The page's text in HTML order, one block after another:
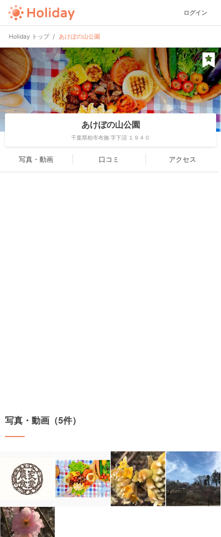
ログイン
Holiday トップ あけぼの山公園
あけぼの山公園
千葉県柏市布施 字下沼 １９４０
写真・動画 口コミ アクセス
写真・動画（5件）